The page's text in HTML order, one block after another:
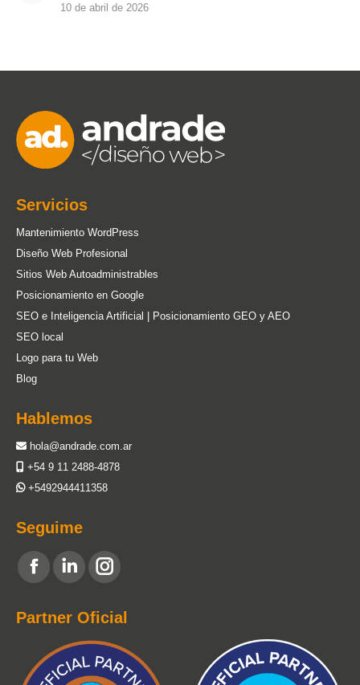
10 de abril de 2026
Servicios
Mantenimiento WordPress
Diseño Web Profesional
Sitios Web Autoadministrables
Posicionamiento en Google
SEO e Inteligencia Artificial | Posicionamiento GEO y AEO
SEO local
Logo para tu Web
Blog
Hablemos
hola@andrade.com.ar
+54 9 11 2488-4878
+5492944411358
Seguime
Encuéntranos en:
Facebook
opens
new
window
Linkedin
opens
new
window
Instagram
opens
in
new
window
Partner Oficial